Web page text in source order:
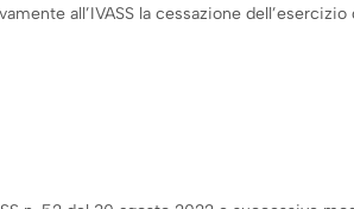
all’IVASS la cessazione